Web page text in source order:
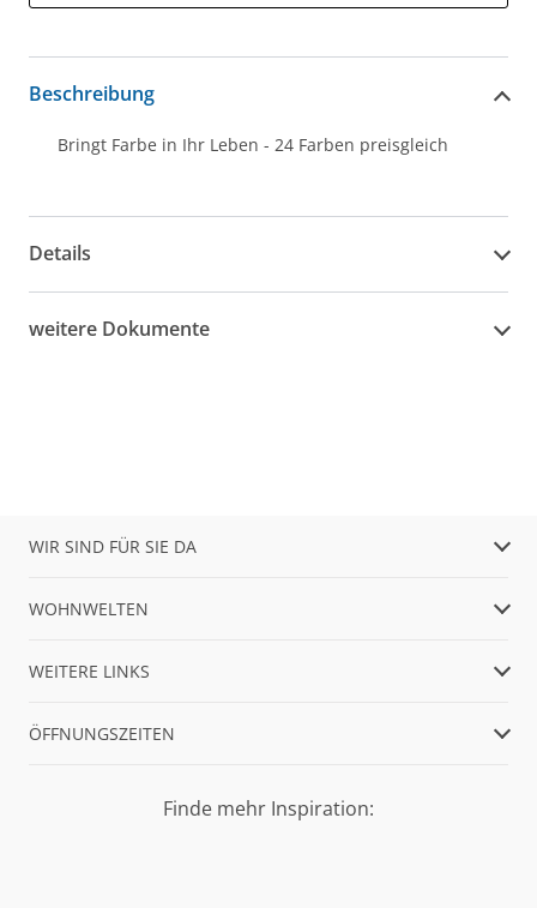
Beschreibung
Bringt Farbe in Ihr Leben - 24 Farben preisgleich
Details
weitere Dokumente
WIR SIND FÜR SIE DA
WOHNWELTEN
WEITERE LINKS
ÖFFNUNGSZEITEN
Finde mehr Inspiration: